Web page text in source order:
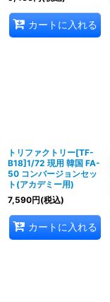
カートに入れる
トリファクトリー[TF-
B18]1/72 現用 韓国 FA-
50 コンバージョンセッ
ト(アカデミー用)
7,590円(税込)
カートに入れる